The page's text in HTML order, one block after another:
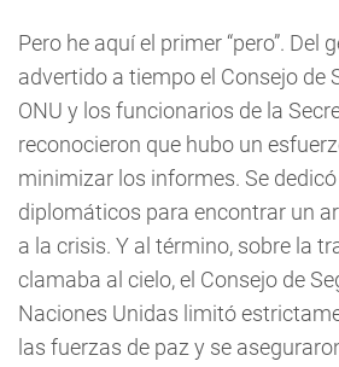
Pero he aquí el primer “pero”. Del
advertido a tiempo el Consejo de
ONU y los funcionarios de la
reconocieron que hubo un
minimizar los informes. Se
diplomáticos para encontrar un
a la crisis. Y al término, sobre la
clamaba al cielo, el Consejo de
Naciones Unidas limitó
las fuerzas de paz y se